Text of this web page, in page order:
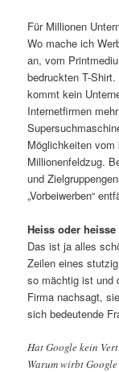
Für Millionen
Wo mache ich
an, vom
bedruckten T-
kommt kein
Internetfirmen
Möglichkeiten
Millionenfeldzug.
und
„Vorbeiwerben“
Heiss oder
Das ist ja alles
Zeilen eines
so mächtig ist und
Firma nachsagt,
sich bedeutende
Hat Google kein
Warum wirbt